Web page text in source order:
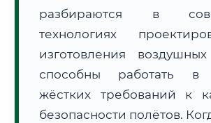
Расчет логистики оригиналов:
• Маршрут транзита:
• Экспресс-доставка СДЭК / Почтой:4–6 рабочих
разбираются в
технологиях
изготовления
способны работать в
жёстких требований к
безопасности полётов.